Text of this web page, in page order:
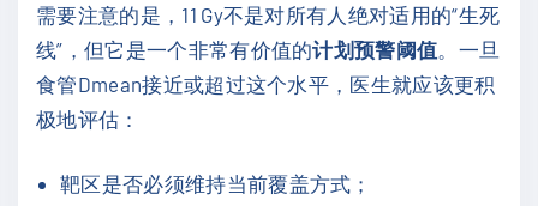
需要注意的是，11 Gy不是对所有人绝对适用的“生死
线”，但它是一个非常有价值的计划预警阈值 。一旦
食管Dmean接近或超过这个水平，医生就应该更积
极地评估：
靶区是否必须维持当前覆盖方式；